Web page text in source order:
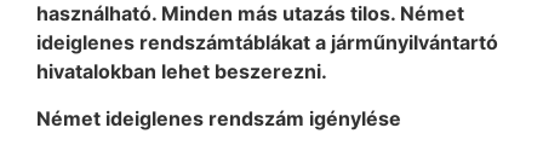
használható. Minden más utazás tilos. Német
ideiglenes rendszámtáblákat a járműnyilvántartó
hivatalokban lehet beszerezni.
Német ideiglenes rendszám igénylése